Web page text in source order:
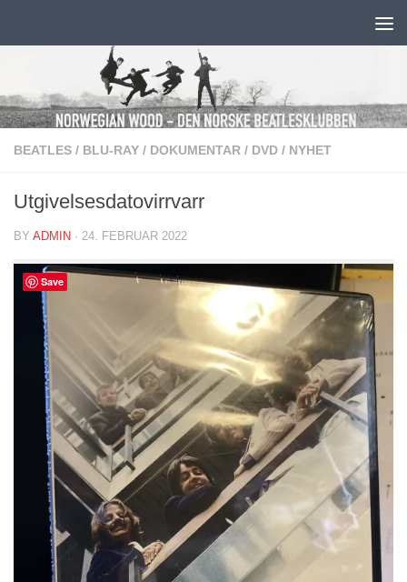
BEATLES / BLU-RAY / DOKUMENTAR / DVD / NYHET
Utgivelsesdatovirrvarr
BY ADMIN · 24. FEBRUAR 2022
Save